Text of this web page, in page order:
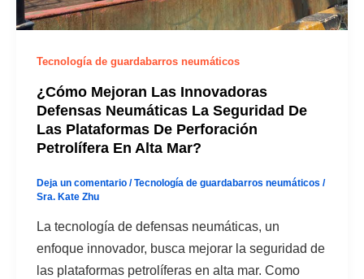
Tecnología de guardabarros neumáticos
¿Cómo Mejoran Las Innovadoras
Defensas Neumáticas La Seguridad De
Las Plataformas De Perforación
Petrolífera En Alta Mar?
Deja un comentario /Tecnología de guardabarros neumáticos /
Sra. Kate Zhu
La tecnología de defensas neumáticas, un
enfoque innovador, busca mejorar la seguridad de
las plataformas petrolíferas en alta mar. Como